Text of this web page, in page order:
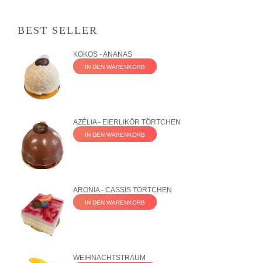
BEST SELLER
KOKOS - ANANAS
IN DEN WARENKORB
AZÉLIA - EIERLIKÖR TÖRTCHEN
IN DEN WARENKORB
ARONIA - CASSIS TÖRTCHEN
IN DEN WARENKORB
WEIHNACHTSTRAUM